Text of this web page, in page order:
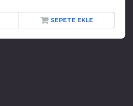
SEPETE EKLE